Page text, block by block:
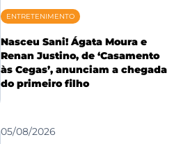
ENTRETENIMENTO
Nasceu Sani! Ágata Moura e
Renan Justino, de ‘Casamento
às Cegas’, anunciam a chegada
do primeiro filho
05/08/2026